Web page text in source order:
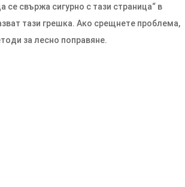
се свържа сигурно с тази страница“ в
тази грешка. Ако срещнете проблема,
за лесно поправяне.